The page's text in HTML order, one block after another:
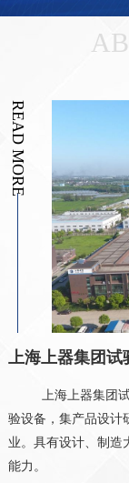
READ MORE
上海上器集团试
上海上器集团
验设备，集产品设计
业。具有设计、制造
能力。